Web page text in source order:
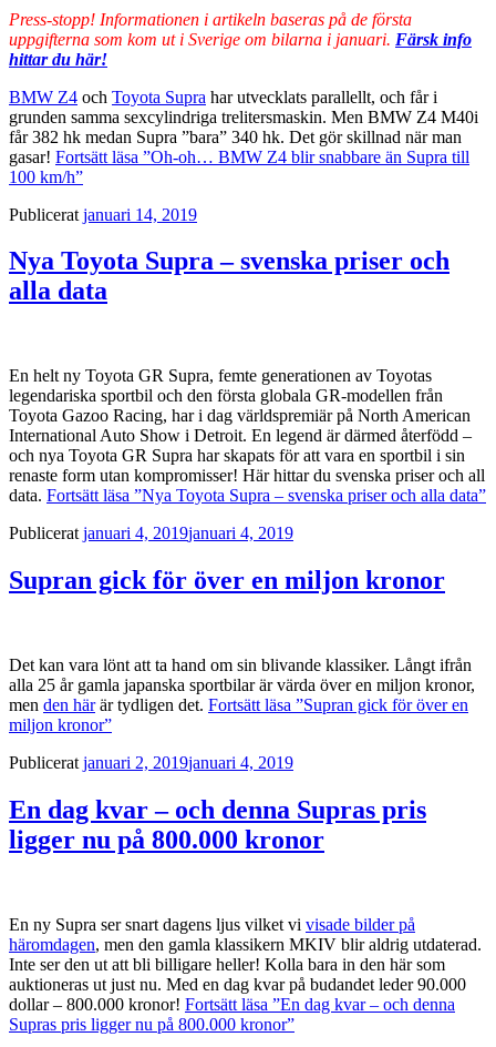
Press-stopp! Informationen i artikeln baseras på de första
uppgifterna som kom ut i Sverige om bilarna i januari. Färsk info
hittar du här!
BMW Z4 och Toyota Supra har utvecklats parallellt, och får i
grunden samma sexcylindriga trelitersmaskin. Men BMW Z4 M40i
får 382 hk medan Supra ”bara” 340 hk. Det gör skillnad när man
gasar! Fortsätt läsa ”Oh-oh… BMW Z4 blir snabbare än Supra till
100 km/h”
Publicerat januari 14, 2019
Nya Toyota Supra – svenska priser och
alla data
En helt ny Toyota GR Supra, femte generationen av Toyotas
legendariska sportbil och den första globala GR-modellen från
Toyota Gazoo Racing, har i dag världspremiär på North American
International Auto Show i Detroit. En legend är därmed återfödd –
och nya Toyota GR Supra har skapats för att vara en sportbil i sin
renaste form utan kompromisser! Här hittar du svenska priser och all
data. Fortsätt läsa ”Nya Toyota Supra – svenska priser och alla data”
Publicerat januari 4, 2019januari 4, 2019
Supran gick för över en miljon kronor
Det kan vara lönt att ta hand om sin blivande klassiker. Långt ifrån
alla 25 år gamla japanska sportbilar är värda över en miljon kronor,
men den härär tydligen det. Fortsätt läsa ”Supran gick för över en
miljon kronor”
Publicerat januari 2, 2019januari 4, 2019
En dag kvar – och denna Supras pris
ligger nu på 800.000 kronor
En ny Supra ser snart dagens ljus vilket vi visade bilder på
häromdagen, men den gamla klassikern MKIV blir aldrig utdaterad.
Inte ser den ut att bli billigare heller! Kolla bara in den här som
auktioneras ut just nu. Med en dag kvar på budandet leder 90.000
dollar – 800.000 kronor! Fortsätt läsa ”En dag kvar – och denna
Supras pris ligger nu på 800.000 kronor”